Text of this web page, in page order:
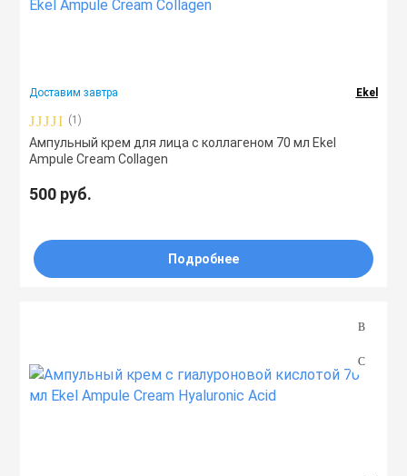
Доставим завтра Ekel
(1)
Ампульный крем для лица с коллагеном 70 мл Ekel
Ampule Cream Collagen
500 руб.
Подробнее